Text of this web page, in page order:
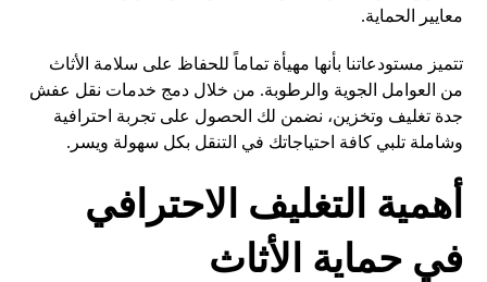
معايير الحماية.
تتميز مستودعاتنا بأنها مهيأة تماماً للحفاظ على سلامة الأثاث
من العوامل الجوية والرطوبة. من خلال دمج خدمات نقل عفش
جدة تغليف وتخزين، نضمن لك الحصول على تجربة احترافية
وشاملة تلبي كافة احتياجاتك في التنقل بكل سهولة ويسر.
أهمية التغليف الاحترافي
في حماية الأثاث